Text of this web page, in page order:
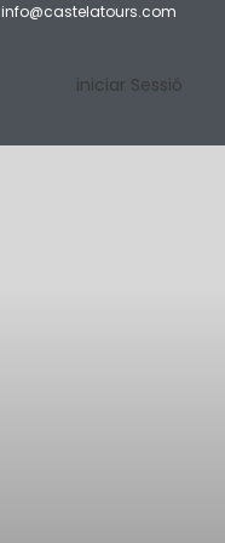
info@castelatours.com
iniciar Sessió